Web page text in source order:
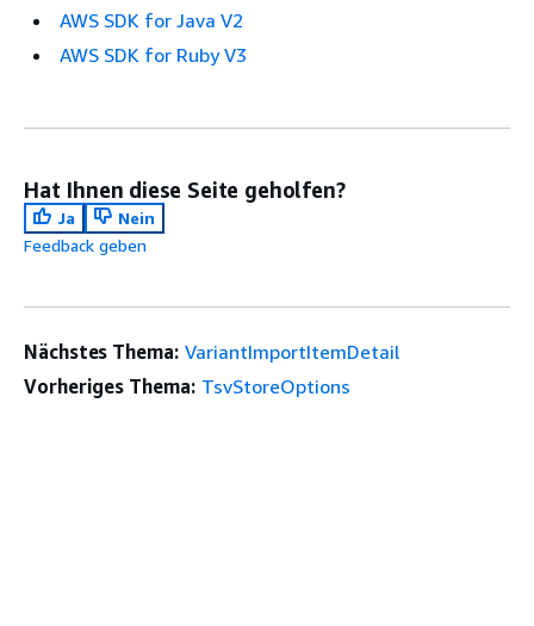
AWS SDK for Java V2
AWS SDK for Ruby V3
Hat Ihnen diese Seite geholfen?
Ja
Nein
Feedback geben
Nächstes Thema: VariantImportItemDetail
Vorheriges Thema: TsvStoreOptions